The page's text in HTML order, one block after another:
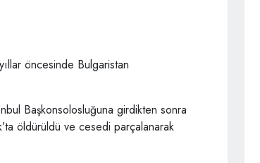
öncesinde Bulgaristan
Başkonsolosluğuna girdikten sonra
öldürüldü ve cesedi parçalanarak